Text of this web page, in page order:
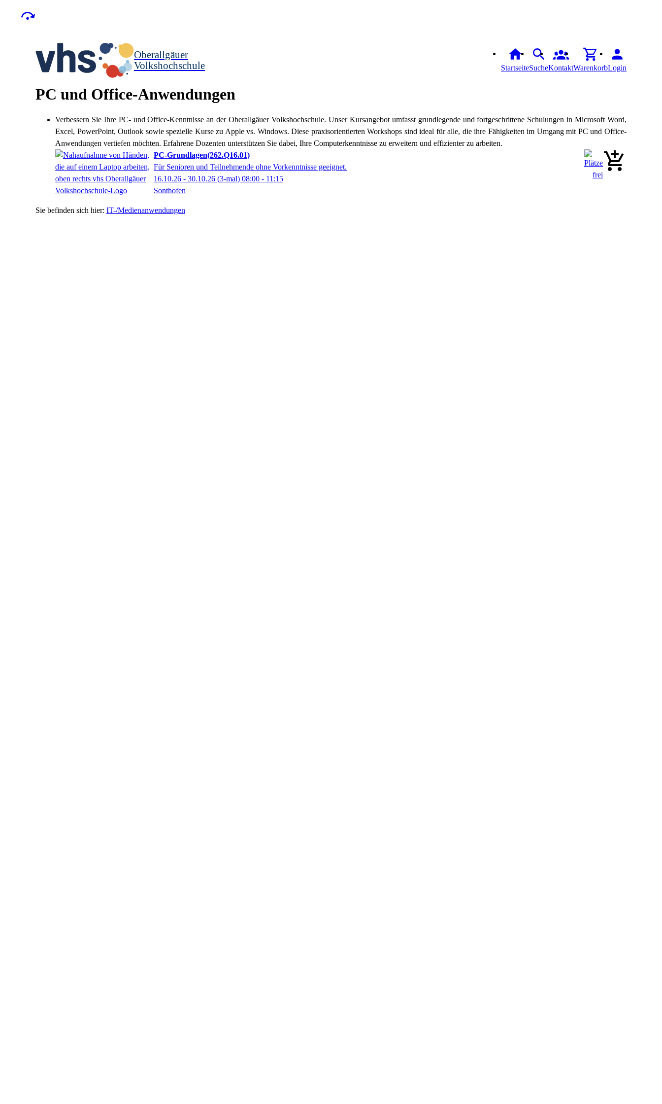
Oberallgäuer
Volkshochschule
StartseiteSucheKontaktWarenkorbLogin
PC und Office-Anwendungen
Verbessern Sie Ihre PC- und Office-Kenntnisse an der Oberallgäuer Volkshochschule. Unser Kursangebot umfasst grundlegende und fortgeschrittene Schulungen in Microsoft Word,
Excel, PowerPoint, Outlook sowie spezielle Kurse zu Apple vs. Windows. Diese praxisorientierten Workshops sind ideal für alle, die ihre Fähigkeiten im Umgang mit PC und Office-
Anwendungen vertiefen möchten. Erfahrene Dozenten unterstützen Sie dabei, Ihre Computerkenntnisse zu erweitern und effizienter zu arbeiten.
PC‑Grundlagen 262.Q16.01
Für Senioren und Teilnehmende ohne Vorkenntnisse geeignet.
16.10.26 - 30.10.26 (3-mal) 08:00 - 11:15
Sonthofen
IT-/Medienanwendungen